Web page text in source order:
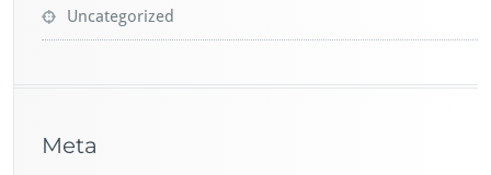
Uncategorized
Meta